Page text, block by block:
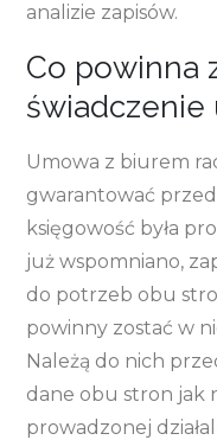
analizie zapisów.
Co powinna
świadczenie
Umowa z biurem
gwarantować
księgowość była
już wspomniano,
do potrzeb obu
powinny zostać w
Należą do nich
dane obu stron jak
prowadzonej